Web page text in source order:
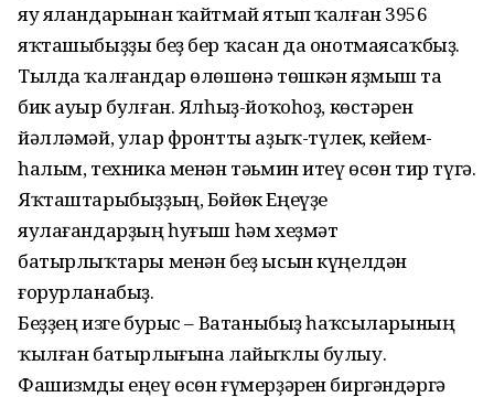
яу яландарынан ҡайтмай ятып ҡалған 3956
яҡташыбыҙҙы беҙ бер ҡасан да онотмаясаҡбыҙ.
Тылда ҡалғандар өлөшөнә төшкән яҙмыш та
бик ауыр булған. Ялһыҙ-йоҡоһоҙ, көстәрен
йәлләмәй, улар фронтты аҙыҡ-түлек, кейем-
һалым, техника менән тәьмин итеү өсөн тир түгә.
Яҡташтарыбыҙҙың, Бөйөк Еңеүҙе
яулағандарҙың һуғыш һәм хеҙмәт
батырлыҡтары менән беҙ ысын күңелдән
ғорурланабыҙ.
Беҙҙең изге бурыс – Ватаныбыҙ һаҡсыларының
ҡылған батырлығына лайыҡлы булыу.
Фашизмды еңеү өсөн ғүмерҙәрен биргәндәргә